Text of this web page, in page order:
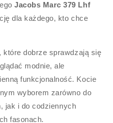
Jacobs Marc 379 Lhf
dla każdego, kto chce
które dobrze sprawdzają się
modnie, ale
funkcjonalność. Kocie
wyborem zarówno do
jak i do codziennych
fasonach.